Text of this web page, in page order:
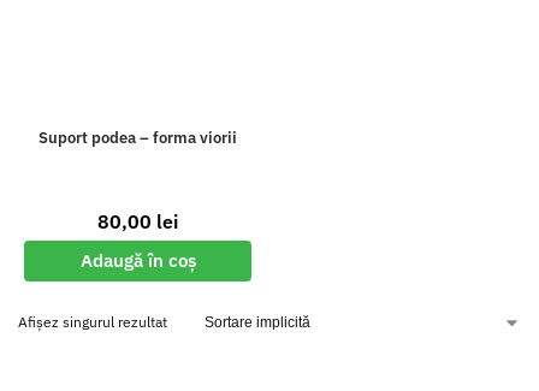
Suport podea – forma viorii
80,00 lei
Adaugă în coș
Afișez singurul rezultat